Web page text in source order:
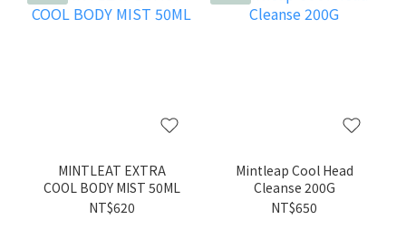
MINTLEAT EXTRA
COOL BODY MIST 50ML
NT$620
Mintleap Cool Head
Cleanse 200G
NT$650